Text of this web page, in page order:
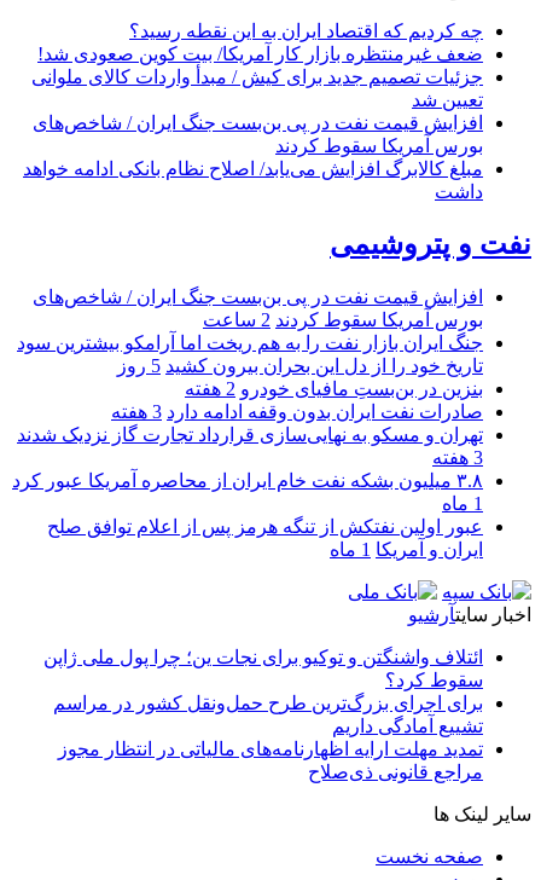
چه کردیم که اقتصاد ایران به این نقطه رسید؟
ضعف غیرمنتظره بازار کار آمریکا/ بیت کوین صعودی شد!
جزئیات تصمیم جدید برای کیش / مبدأ واردات کالای ملوانی
تعیین شد
افزایش قیمت نفت در پی بن‌بست جنگ ایران / شاخص‌های
بورس آمریکا سقوط کردند
مبلغ کالابرگ افزایش می‌یابد/ اصلاح نظام بانکی ادامه خواهد
داشت
نفت و پتروشیمی
افزایش قیمت نفت در پی بن‌بست جنگ ایران / شاخص‌های
بورس آمریکا سقوط کردند 2 ساعت
جنگ ایران بازار نفت را به هم ریخت اما آرامکو بیشترین سود
تاریخ خود را از دل این بحران بیرون کشید 5 روز
بنزین در بن‌بستِ مافیای خودرو 2 هفته
صادرات نفت ایران بدون وقفه ادامه دارد 3 هفته
تهران و مسکو به نهایی‌سازی قرارداد تجارت گاز نزدیک شدند
3 هفته
۳.۸ میلیون بشکه نفت خام ایران از محاصره آمریکا عبور کرد
1 ماه
عبور اولین نفتکش از تنگه هرمز پس از اعلام توافق صلح
ایران و آمریکا 1 ماه
اخبار سایتآرشیو
ائتلاف واشنگتن و توکیو برای نجات ین؛ چرا پول ملی ژاپن
سقوط کرد؟
برای اجرای بزرگ‌ترین طرح حمل‌ونقل کشور در مراسم
تشییع آمادگی داریم
تمدید مهلت ارایه اظهارنامه‌های مالیاتی در انتظار مجوز
مراجع قانونی ذی‌‏صلاح
سایر لینک ها
صفحه نخست